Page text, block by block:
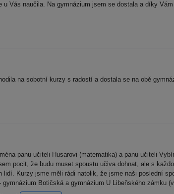
Vás naučila. Na gymnázium jsem se dostala a díky
na sobotní kurzy s radostí a dostala se na obě
panu učiteli Husarovi (matematika) a panu učiteli
pocit, že budu muset spoustu učiva dohnat, ale s
Kurzy jsme měli rádi natolik, že jsme naši poslední
Botičská a gymnázium U Libeňského zámku